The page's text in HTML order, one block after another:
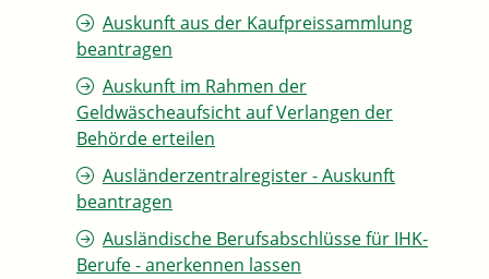
Auskunft aus der Kaufpreissammlung
beantragen
Auskunft im Rahmen der
Geldwäscheaufsicht auf Verlangen der
Behörde erteilen
Ausländerzentralregister - Auskunft
beantragen
Ausländische Berufsabschlüsse für IHK-
Berufe - anerkennen lassen